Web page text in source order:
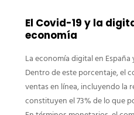
El Covid-19 y la
economía
La economía digital en España
Dentro de este porcentaje, el
ventas en línea, incluyendo la
constituyen el 73% de lo que